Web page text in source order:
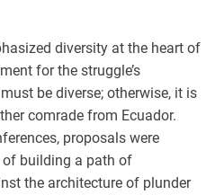
diversity at the heart of
for the struggle’s
be diverse; otherwise, it is
comrade from Ecuador.
proposals were
building a path of
the architecture of plunder